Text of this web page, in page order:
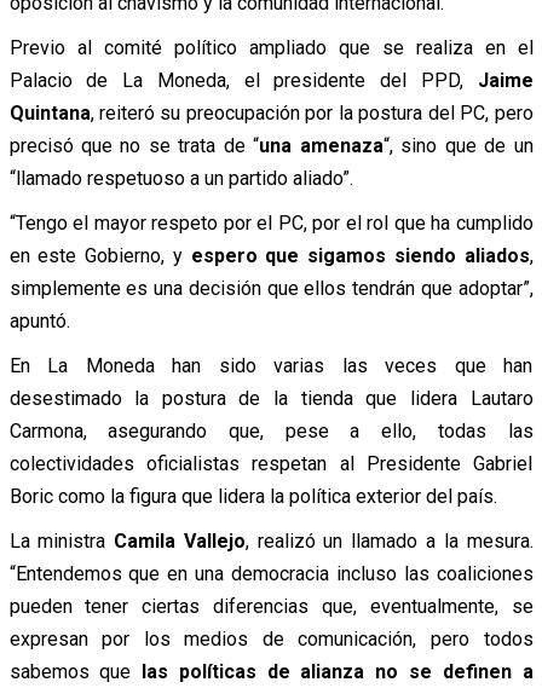
Previo al comité político ampliado que se realiza en el
Palacio de La Moneda, el presidente del PPD, Jaime
Quintana, reiteró su preocupación por la postura del PC, pero
precisó que no se trata de “una amenaza“, sino que de un
“llamado respetuoso a un partido aliado”.
“Tengo el mayor respeto por el PC, por el rol que ha cumplido
en este Gobierno, y espero que sigamos siendo aliados,
simplemente es una decisión que ellos tendrán que adoptar”,
apuntó.
En La Moneda han sido varias las veces que han
desestimado la postura de la tienda que lidera Lautaro
Carmona, asegurando que, pese a ello, todas las
colectividades oficialistas respetan al Presidente Gabriel
Boric como la figura que lidera la política exterior del país.
La ministra Camila Vallejo, realizó un llamado a la mesura.
“Entendemos que en una democracia incluso las coaliciones
pueden tener ciertas diferencias que, eventualmente, se
expresan por los medios de comunicación, pero todos
sabemos que las políticas de alianza no se definen a